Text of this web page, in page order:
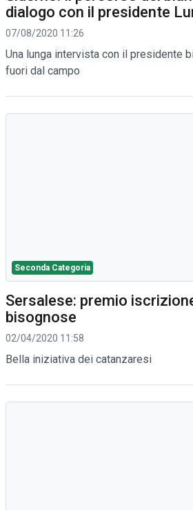
dialogo con il presidente
07/08/2020 11:26
Una lunga intervista con il presidente
fuori dal campo
Seconda Categoria
Sersalese: premio
bisognose
02/04/2020 11:58
Bella iniziativa dei catanzaresi